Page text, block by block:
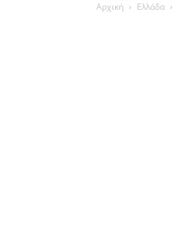
Αρχική Ελλάδα